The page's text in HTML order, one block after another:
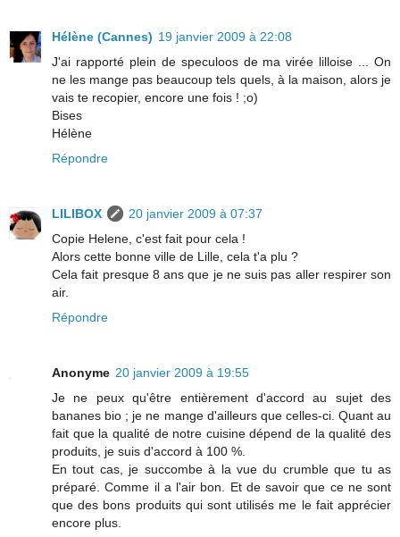
Hélène (Cannes) 19 janvier 2009 à 22:08
J'ai rapporté plein de speculoos de ma virée lilloise ... On
ne les mange pas beaucoup tels quels, à la maison, alors je
vais te recopier, encore une fois ! ;o)
Bises
Hélène
Répondre
LILIBOX
20 janvier 2009 à 07:37
Copie Helene, c'est fait pour cela !
Alors cette bonne ville de Lille, cela t'a plu ?
Cela fait presque 8 ans que je ne suis pas aller respirer son
air.
Répondre
Anonyme 20 janvier 2009 à 19:55
Je ne peux qu'être entièrement d'accord au sujet des
bananes bio ; je ne mange d'ailleurs que celles-ci. Quant au
fait que la qualité de notre cuisine dépend de la qualité des
produits, je suis d'accord à 100 %.
En tout cas, je succombe à la vue du crumble que tu as
préparé. Comme il a l'air bon. Et de savoir que ce ne sont
que des bons produits qui sont utilisés me le fait apprécier
encore plus.